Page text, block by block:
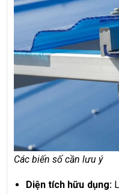
Các biến số cần lưu ý
Diện tích hữu dụng: